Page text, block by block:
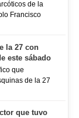
de la
Francisco
la 27 con
este sábado
que
de la 27
que tuvo